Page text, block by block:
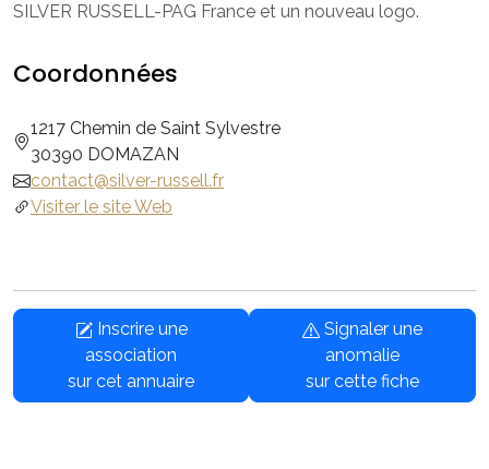
SILVER RUSSELL-PAG France et un nouveau logo.
Coordonnées
1217 Chemin de Saint Sylvestre
30390 DOMAZAN
contact@silver-russell.fr
Visiter le site Web
Inscrire une
association
sur cet annuaire
Signaler une
anomalie
sur cette fiche